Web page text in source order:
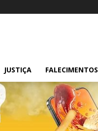
JUSTIÇA FALECIMENTOS